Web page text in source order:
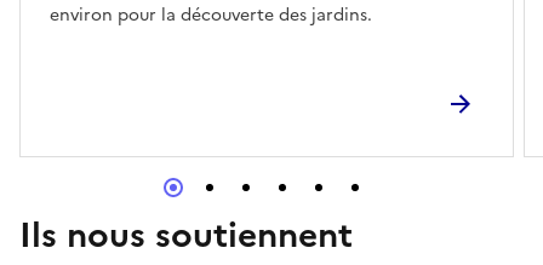
environ pour la découverte des jardins.
Ils nous soutiennent